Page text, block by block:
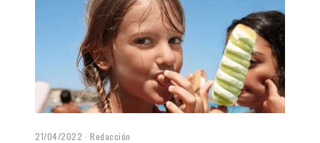
21/04/2022 Redacción